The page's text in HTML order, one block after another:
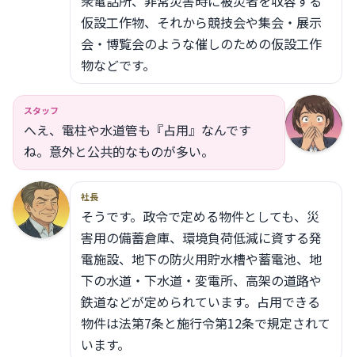
仮設工作物、それから競技会や集会・展示
会・博覧会のような催しのための仮設工作
物などです。
スタッフ
へえ、電柱や水道管も『占用』なんです
ね。意外と公共的なものが多い。
社長
そうです。政令で定める物件としても、災
害用の備蓄倉庫、環境負荷低減に資する発
電施設、地下の防火用貯水槽や蓄電池、地
下の水道・下水道・変電所、高架の道路や
鉄道などが定められています。占用できる
物件は法第7条と施行令第12条で規定されて
います。